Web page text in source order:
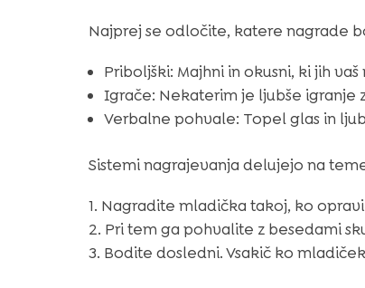
Najprej se odločite, katere nagrade
Priboljški: Majhni in okusni, ki jih
Igrače: Nekaterim je ljubše igranje
Verbalne pohvale: Topel glas in
Sistemi nagrajevanja delujejo na
Nagradite mladička takoj, ko
Pri tem ga pohvalite z besedami
Bodite dosledni. Vsakič ko